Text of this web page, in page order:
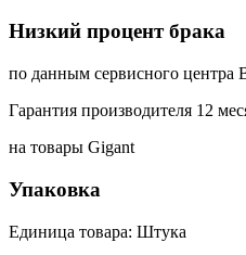
Низкий процент брака
по данным сервисного центра
Гарантия производителя 12
на товары Gigant
Упаковка
Единица товара: Штука